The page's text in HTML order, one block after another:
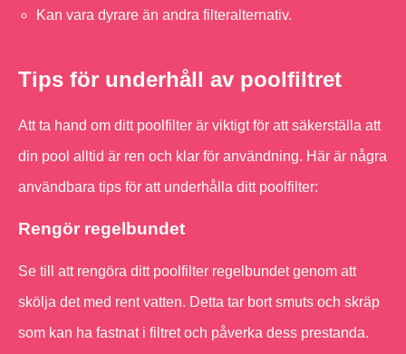
Kan vara dyrare än andra filteralternativ.
Tips för underhåll av poolfiltret
Att ta hand om ditt poolfilter är viktigt för att säkerställa att
din pool alltid är ren och klar för användning. Här är några
användbara tips för att underhålla ditt poolfilter:
Rengör regelbundet
Se till att rengöra ditt poolfilter regelbundet genom att
skölja det med rent vatten. Detta tar bort smuts och skräp
som kan ha fastnat i filtret och påverka dess prestanda.